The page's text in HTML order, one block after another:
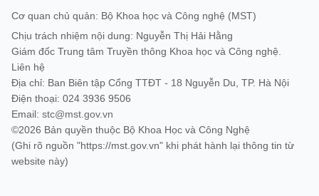
Cơ quan chủ quản: Bộ Khoa học và Công nghệ (MST)
Chịu trách nhiệm nội dung: Nguyễn Thị Hải Hằng
Giám đốc Trung tâm Truyền thông Khoa học và Công nghệ.
Liên hệ
Địa chỉ: Ban Biên tập Cổng TTĐT - 18 Nguyễn Du, TP. Hà Nội
Điện thoại: 024 3936 9506
Email: stc@mst.gov.vn
©2026 Bản quyền thuộc Bộ Khoa Học và Công Nghệ
(Ghi rõ nguồn "https://mst.gov.vn" khi phát hành lại thông tin từ
website này)